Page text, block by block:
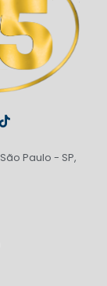
Paulo - SP,